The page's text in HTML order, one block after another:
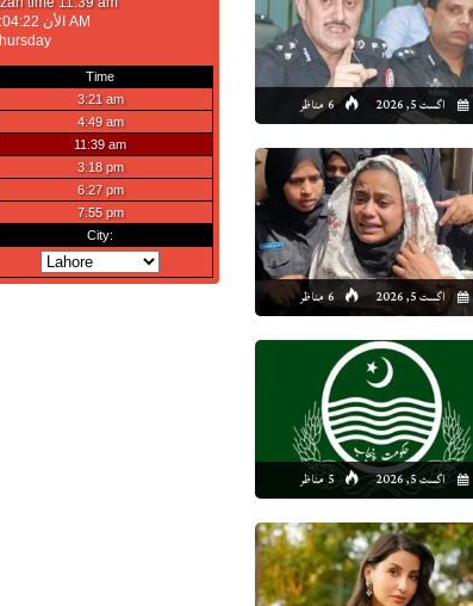
اگست 5, 2026 6 مناظر
اگست 5, 2026 6 مناظر
اگست 5, 2026 5 مناظر